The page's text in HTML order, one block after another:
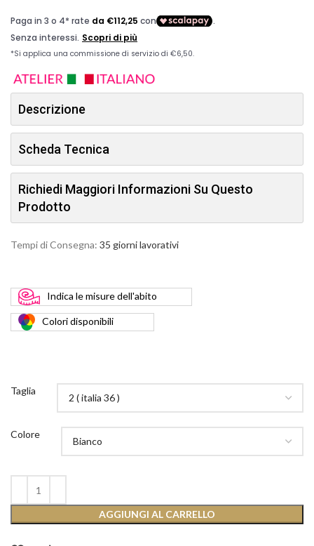
Descrizione
Scheda Tecnica
Richiedi Maggiori Informazioni Su Questo
Prodotto
Tempi di Consegna: 35 giorni lavorativi
Indica le misure dell'abito
Coloridisponibili
Taglia
Colore
AGGIUNGI AL CARRELLO